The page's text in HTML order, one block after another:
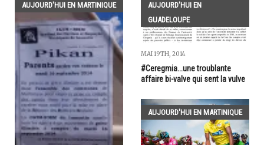
AUJOURD'HUI EN MARTINIQUE
AUJOURD'HUI EN
GUADELOUPE
MAI 19TH, 2014
#Ceregmia...une troublante
affaire bi-valve qui sent la vulve
AUJOURD'HUI EN MARTINIQUE